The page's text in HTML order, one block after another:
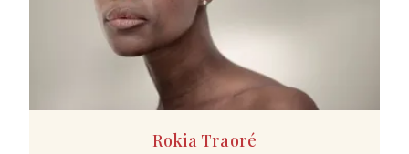
Rokia Traoré